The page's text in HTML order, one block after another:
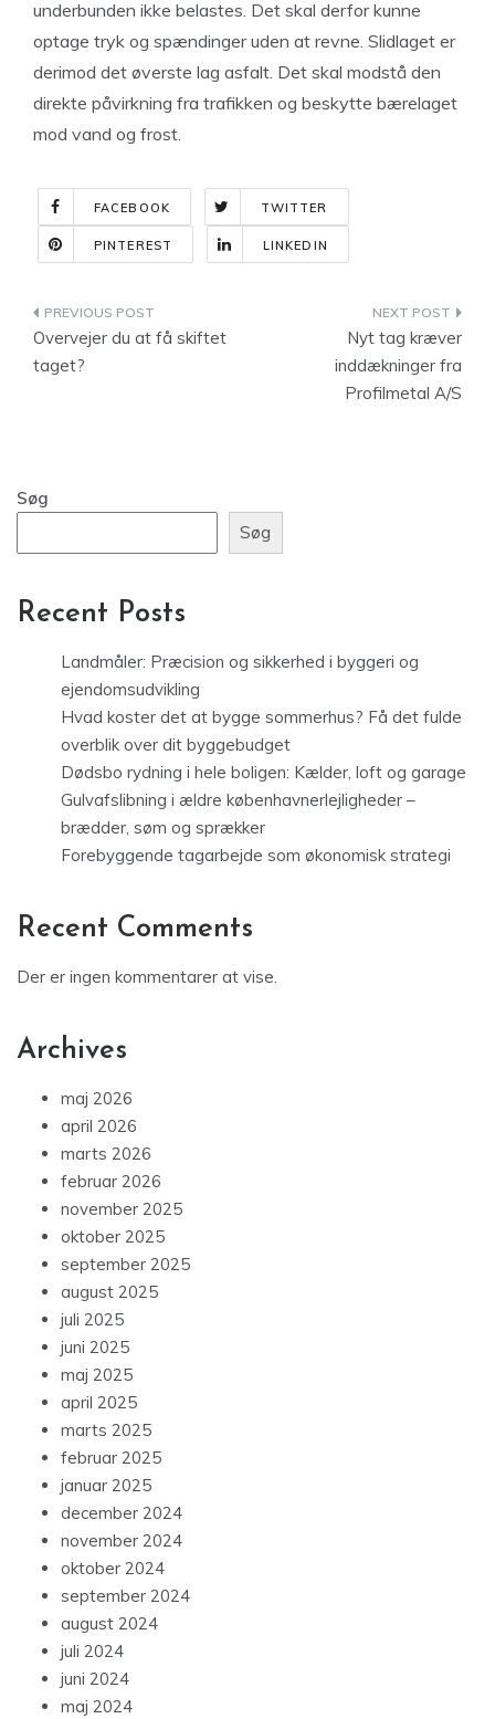
underbunden ikke belastes. Det skal derfor kunne
optage tryk og spændinger uden at revne. Slidlaget er
derimod det øverste lag asfalt. Det skal modstå den
direkte påvirkning fra trafikken og beskytte bærelaget
mod vand og frost.
FACEBOOK TWITTER
PINTEREST LINKEDIN
Indlægsnavigation
Overvejer du at få skiftet
taget?
Nyt tag kræver
inddækninger fra
Profilmetal A/S
Søg
Søg
Recent Posts
Landmåler: Præcision og sikkerhed i byggeri og
ejendomsudvikling
Hvad koster det at bygge sommerhus? Få det fulde
overblik over dit byggebudget
Dødsbo rydning i hele boligen: Kælder, loft og garage
Gulvafslibning i ældre københavnerlejligheder –
brædder, søm og sprækker
Forebyggende tagarbejde som økonomisk strategi
Recent Comments
Der er ingen kommentarer at vise.
Archives
maj 2026
april 2026
marts 2026
februar 2026
november 2025
oktober 2025
september 2025
august 2025
juli 2025
juni 2025
maj 2025
april 2025
marts 2025
februar 2025
januar 2025
december 2024
november 2024
oktober 2024
september 2024
august 2024
juli 2024
juni 2024
maj 2024